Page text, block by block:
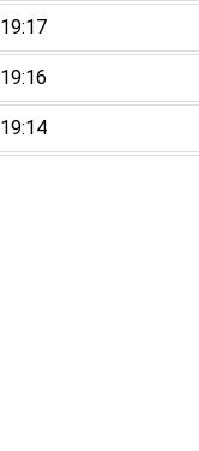
19:17
19:16
19:14